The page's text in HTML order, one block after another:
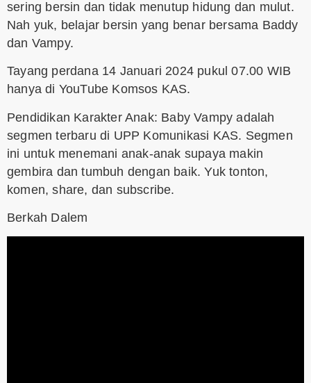
sering bersin dan tidak menutup hidung dan mulut.
Nah yuk, belajar bersin yang benar bersama Baddy
dan Vampy.
Tayang perdana 14 Januari 2024 pukul 07.00 WIB
hanya di YouTube Komsos KAS.
Pendidikan Karakter Anak: Baby Vampy adalah
segmen terbaru di UPP Komunikasi KAS. Segmen
ini untuk menemani anak-anak supaya makin
gembira dan tumbuh dengan baik. Yuk tonton,
komen, share, dan subscribe.
Berkah Dalem